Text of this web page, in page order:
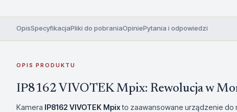
OpisSpecyfikacjaPliki do pobraniaOpiniePytania i odpowiedzi
OPIS PRODUKTU
IP8162 VIVOTEK Mpix: Rewolucja w
Kamera IP8162 VIVOTEK Mpixto zaawansowane urządzenie do